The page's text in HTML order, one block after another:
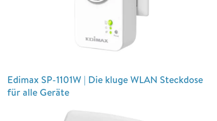
Edimax SP-1101W | Die kluge WLAN Steckdose
für alle Geräte